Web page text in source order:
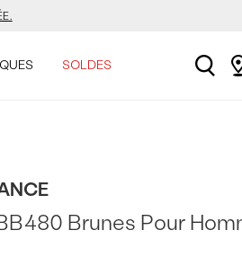
SOLDES
Brunes Pour